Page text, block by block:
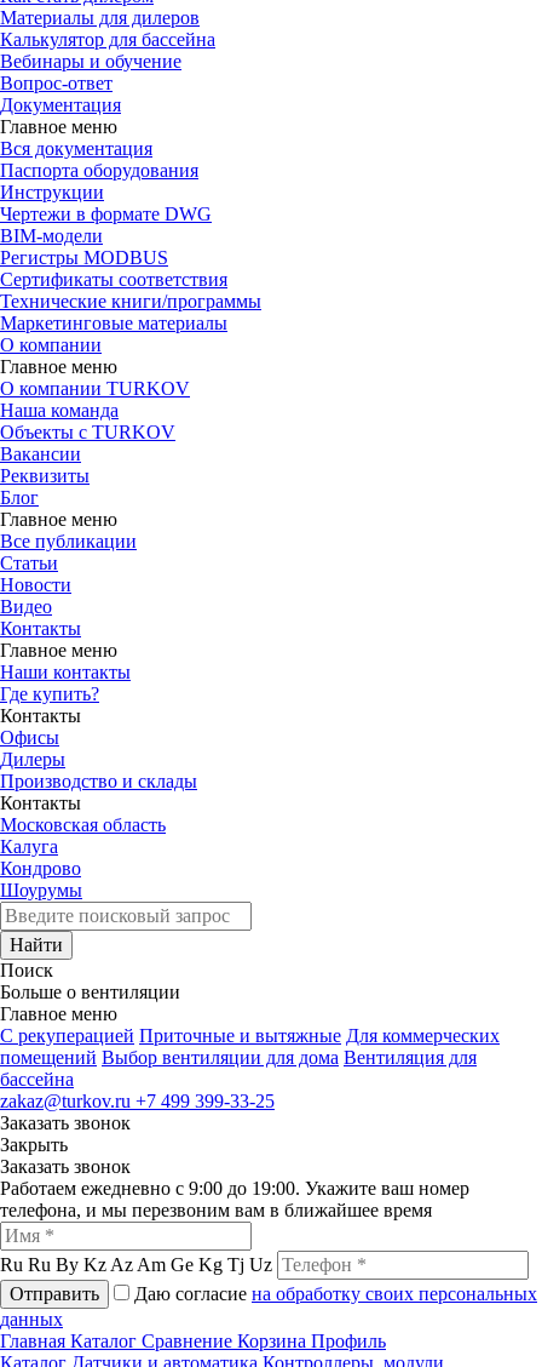
Материалы для дилеров
Калькулятор для бассейна
Вебинары и обучение
Вопрос-ответ
Документация
Главное меню
Вся документация
Паспорта оборудования
Инструкции
Чертежи в формате DWG
BIM-модели
Регистры MODBUS
Сертификаты соответствия
Технические книги/программы
Маркетинговые материалы
О компании
Главное меню
О компании TURKOV
Наша команда
Объекты с TURKOV
Вакансии
Реквизиты
Блог
Главное меню
Все публикации
Статьи
Новости
Видео
Контакты
Главное меню
Наши контакты
Где купить?
Контакты
Офисы
Дилеры
Производство и склады
Контакты
Московская область
Калуга
Кондрово
Шоурумы
Найти
Поиск
Больше о вентиляции
Главное меню
C рекуперацией Приточные и вытяжные Для коммерческих
помещений Выбор вентиляции для дома Вентиляция для
бассейна
zakaz@turkov.ru +7 499 399-33-25
Заказать звонок
Закрыть
Заказать звонок
Работаем ежедневно с 9:00 до 19:00. Укажите ваш номер
телефона, и мы перезвоним вам в ближайшее время
Ru Ru By Kz Az Am Ge Kg Tj Uz
Отправить
Даю согласие на обработку своих персональных
данных
Главная Каталог Сравнение Корзина Профиль
Каталог Датчики и автоматика Контроллеры, модули